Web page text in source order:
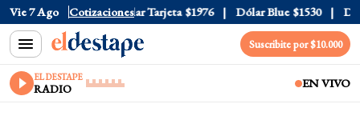
Vie 7 Ago Cotizaciones
Oficial $1520 Dólar Tarjeta $1976 Dólar Blue $1530 Dólar
Suscribite por $10.000
EL DESTAPE
RADIO EN VIVO